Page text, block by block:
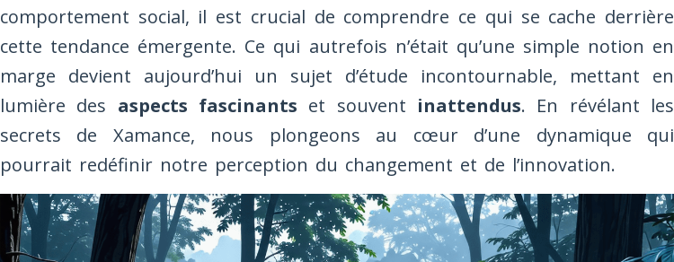
comportement social, il est crucial de comprendre ce qui se cache derrière
cette tendance émergente. Ce qui autrefois n’était qu’une simple notion en
marge devient aujourd’hui un sujet d’étude incontournable, mettant en
lumière des aspects fascinants et souvent inattendus. En révélant les
secrets de Xamance, nous plongeons au cœur d’une dynamique qui
pourrait redéfinir notre perception du changement et de l’innovation.